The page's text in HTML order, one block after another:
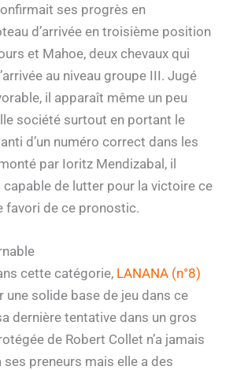
ses progrès en
d’arrivée en troisième position
et Mahoe, deux chevaux qui
au niveau groupe III. Jugé
il apparaît même un peu
société surtout en portant le
d’un numéro correct dans les
par Ioritz Mendizabal, il
de lutter pour la victoire ce
favori de ce pronostic.
cette catégorie, LANANA (n°8)
solide base de jeu dans ce
dernière tentative dans un gros
de Robert Collet n’a jamais
ses preneurs mais elle a des